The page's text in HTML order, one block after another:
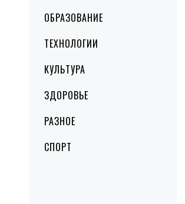
ОБРАЗОВАНИЕ
ТЕХНОЛОГИИ
КУЛЬТУРА
ЗДОРОВЬЕ
РАЗНОЕ
СПОРТ